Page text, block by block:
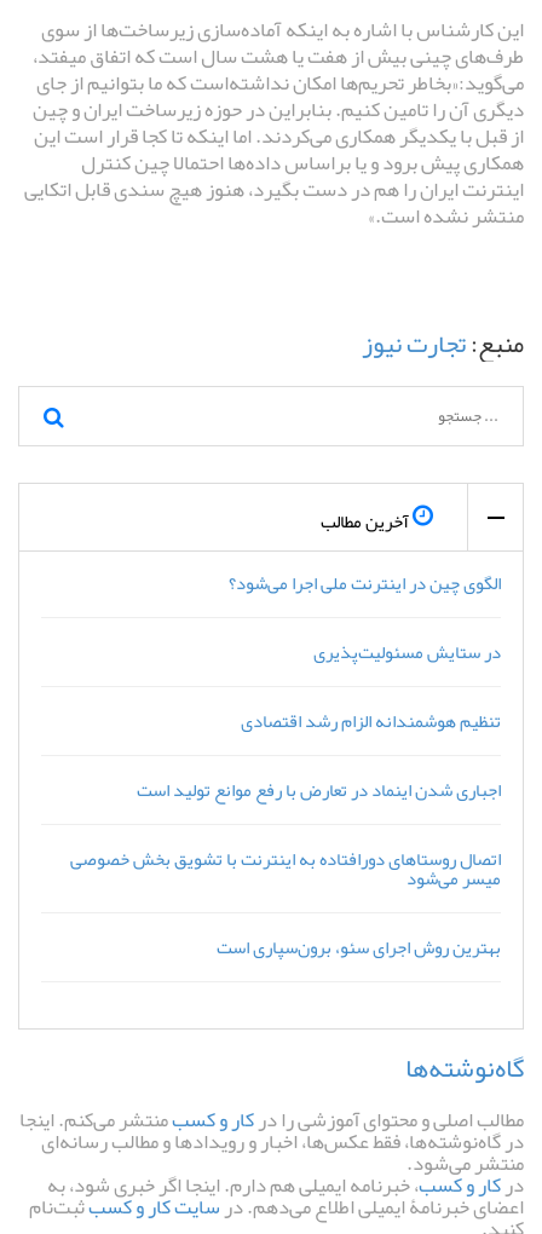
این کارشناس با اشاره به اینکه آماده‌سازی زیرساخت‌ها از سوی
طرف‌های چینی بیش از هفت یا هشت سال است که اتفاق میفتد،
می‌گوید:«بخاطر تحریم‌ها امکان نداشته‌است که ما بتوانیم از جای
دیگری آن را تامین کنیم. بنابراین در حوزه زیرساخت ایران و چین
از قبل با یکدیگر همکاری می‌کردند. اما اینکه تا کجا قرار است این
همکاری پیش برود و یا براساس داده‌ها احتمالا چین کنترل
اینترنت ایران را هم در دست بگیرد، هنوز هیچ سندی قابل اتکایی
منتشر نشده است.»
منبع:تجارت نیوز
آخرین مطالب
الگوی چین در اینترنت ملی اجرا می‌شود؟
در ستایش مسئولیت‌پذیری
تنظیم هوشمندانه الزام رشد اقتصادی
اجباری شدن اینماد در تعارض با رفع موانع تولید است
اتصال روستاهای دورافتاده به اینترنت با تشویق بخش خصوصی
میسر می‌شود
بهترین روش اجرای سئو، برون‌سپاری است
گاه‌نوشته‌ها
مطالب اصلی و محتوای آموزشی را درکار و کسبمنتشر می‌کنم. اینجا
در گاه‌نوشته‌ها، فقط عکس‌ها، اخبار و رویدادها و مطالب رسانه‌ای
منتشر می‌شود.
درکار و کسب، خبرنامه ایمیلی هم دارم. اینجا اگر خبری شود، به
اعضای خبرنامۀ ایمیلی اطلاع می‌دهم. درسایت کار و کسبثبت‌نام